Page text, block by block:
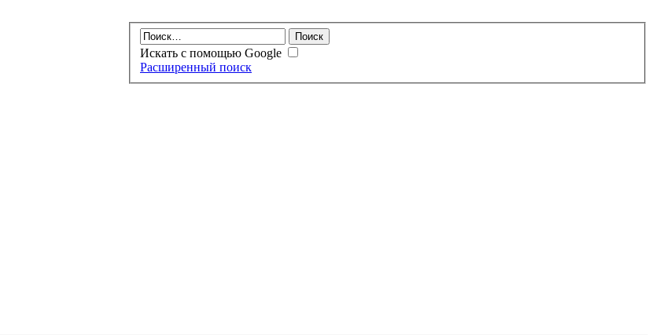
Искать с помощью Google
Расширенный поиск